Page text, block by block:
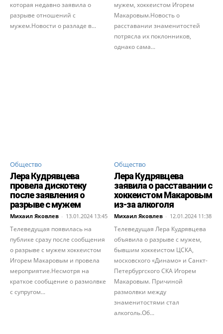
которая недавно заявила о
разрыве отношений с
мужем.Новости о разладе в...
мужем, хоккеистом Игорем
Макаровым.Новость о
расставании знаменитостей
потрясла их поклонников,
однако сама...
Общество
Лера Кудрявцева
провела дискотеку
после заявления о
разрыве с мужем
Михаил Яковлев - 13.01.2024 13:45
Телеведущая появилась на
публике сразу после сообщения
о разрыве с мужем хоккеистом
Игорем Макаровым и провела
мероприятие.Несмотря на
краткое сообщение о размолвке
с супругом...
Общество
Лера Кудрявцева
заявила о расставании с
хоккеистом Макаровым
из-за алкоголя
Михаил Яковлев - 12.01.2024 11:38
Телеведущая Лера Кудрявцева
объявила о разрыве с мужем,
бывшим хоккеистом ЦСКА,
московского «Динамо» и Санкт-
Петербургского СКА Игорем
Макаровым. Причиной
размолвки между
знаменитостями стал
алкоголь.Об...